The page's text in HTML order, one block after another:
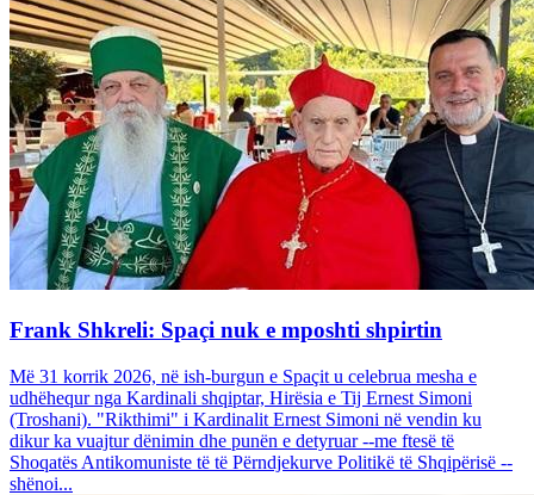
Frank Shkreli: Spaçi nuk e mposhti shpirtin
Më 31 korrik 2026, në ish-burgun e Spaçit u celebrua mesha e
udhëhequr nga Kardinali shqiptar, Hirësia e Tij Ernest Simoni
(Troshani). "Rikthimi" i Kardinalit Ernest Simoni në vendin ku
dikur ka vuajtur dënimin dhe punën e detyruar --me ftesë të
Shoqatës Antikomuniste të të Përndjekurve Politikë të Shqipërisë --
shënoi...